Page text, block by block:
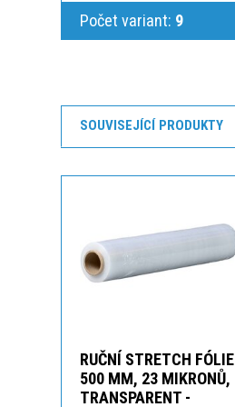
Počet variant: 9
SOUVISEJÍCÍ PRODUKTY
RUČNÍ STRETCH FÓLIE
500 MM, 23 MIKRONŮ,
TRANSPARENT -